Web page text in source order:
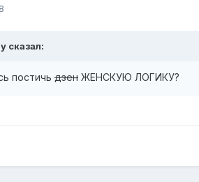
сказал:
постичь дзен ЖЕНСКУЮ ЛОГИКУ?